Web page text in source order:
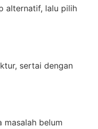
alternatif, lalu pilih
sertai dengan
masalah belum